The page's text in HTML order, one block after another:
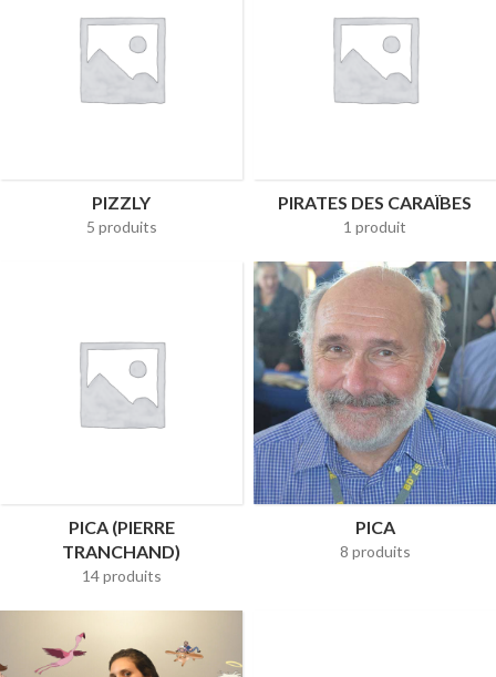
PIZZLY
5 produits
PIRATES DES CARAÏBES
1 produit
PICA (PIERRE
TRANCHAND)
14 produits
PICA
8 produits